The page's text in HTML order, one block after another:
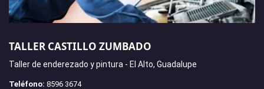
TALLER CASTILLO ZUMBADO
Taller de enderezado y pintura - El Alto, Guadalupe
Teléfono: 8596 3674